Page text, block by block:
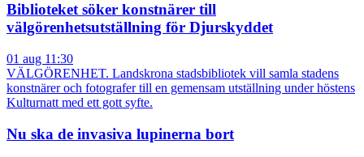
Biblioteket söker konstnärer till
välgörenhetsutställning för Djurskyddet
01 aug 11:30
VÄLGÖRENHET. Landskrona stadsbibliotek vill samla stadens
konstnärer och fotografer till en gemensam utställning under höstens
Kulturnatt med ett gott syfte.
Nu ska de invasiva lupinerna bort